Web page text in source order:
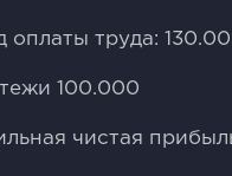
труда:
100.000
чистая